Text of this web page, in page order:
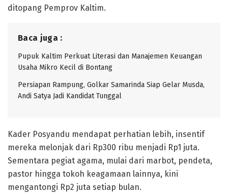
ditopang Pemprov Kaltim.
Baca juga :
Pupuk Kaltim Perkuat Literasi dan Manajemen Keuangan
Usaha Mikro Kecil di Bontang
Persiapan Rampung, Golkar Samarinda Siap Gelar Musda,
Andi Satya Jadi Kandidat Tunggal
Kader Posyandu mendapat perhatian lebih, insentif
mereka melonjak dari Rp300 ribu menjadi Rp1 juta.
Sementara pegiat agama, mulai dari marbot, pendeta,
pastor hingga tokoh keagamaan lainnya, kini
mengantongi Rp2 juta setiap bulan.